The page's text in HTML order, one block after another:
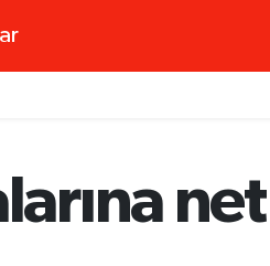
net